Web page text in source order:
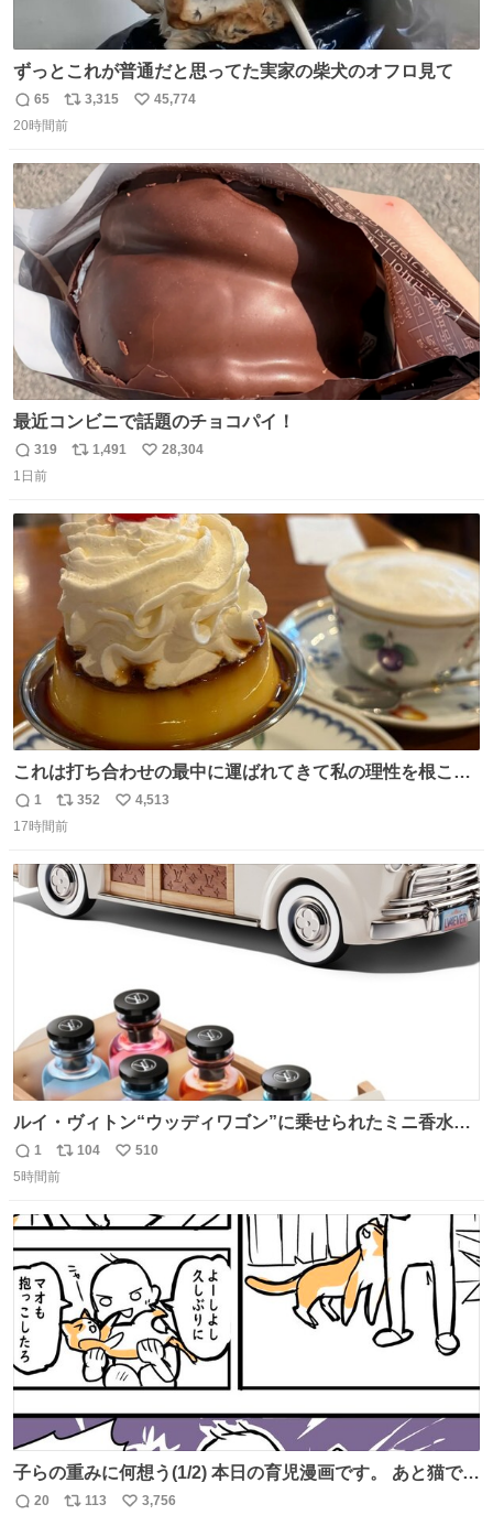
ずっとこれが普通だと思ってた実家の柴犬のオフロ見て
返
信
65
リ
ポ
ト
数
3,315
い
数
45,774
20時間前
最近コンビニで話題のチョコパイ！
返
信
319
リ
ト
数
1,491
い
数
28,304
1日前
これは打ち合わせの最中に運ばれてきて私の理性を根こそ
ぎ奪い去ったプリンの写真です。
返
信
1
リ
ポ
ト
数
352
い
数
4,513
17時間前
ルイ・ヴィトン“ウッディワゴン”に乗せられたミニ香水コ
フレ、グラデカラーのフレグランスケースも - fashion-
press.net/news/149472
返
信
1
リ
ポ
ト
数
104
い
数
510
5時間前
子らの重みに何想う(1/2) 本日の育児漫画です。 あと猫で
す。
返
20
リ
113
い
3,756